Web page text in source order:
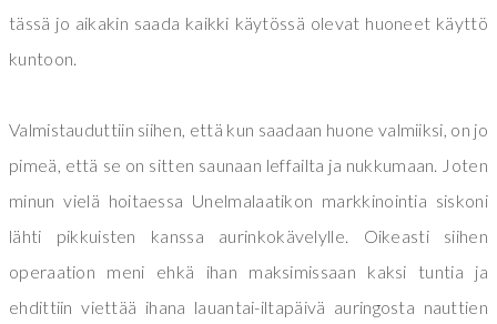
tässä jo aikakin saada kaikki käytössä olevat huoneet käyttö
kuntoon.
Valmistauduttiin siihen, että kun saadaan huone valmiiksi, on jo
pimeä, että se on sitten saunaan leffailta ja nukkumaan. Joten
minun vielä hoitaessa Unelmalaatikon markkinointia siskoni
lähti pikkuisten kanssa aurinkokävelylle. Oikeasti siihen
operaation meni ehkä ihan maksimissaan kaksi tuntia ja
ehdittiin viettää ihana lauantai-iltapäivä auringosta nauttien